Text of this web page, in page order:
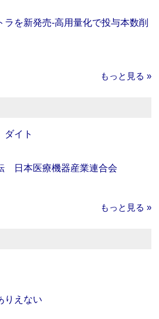
ラを新発売‐高用量化で投与本数削
もっと見る »
イト
日本医療機器産業連合会
もっと見る »
りえない